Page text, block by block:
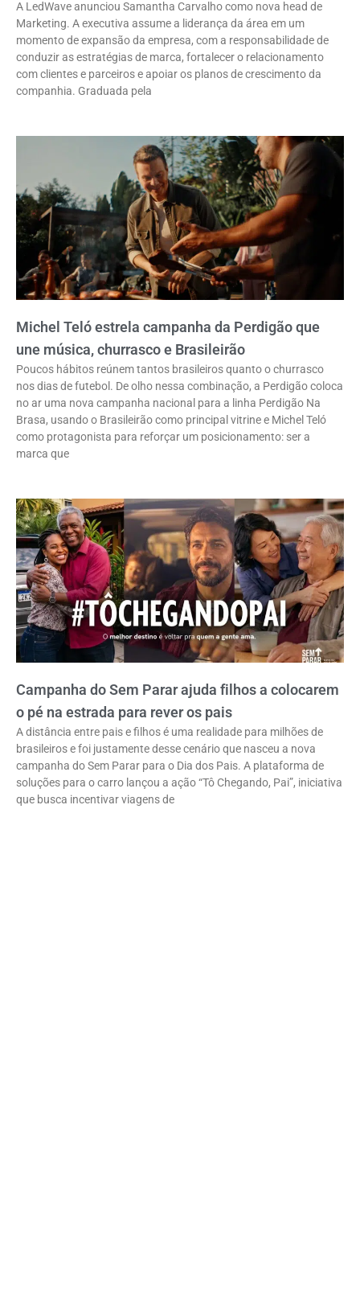
A LedWave anunciou Samantha Carvalho como nova head de
Marketing. A executiva assume a liderança da área em um
momento de expansão da empresa, com a responsabilidade de
conduzir as estratégias de marca, fortalecer o relacionamento
com clientes e parceiros e apoiar os planos de crescimento da
companhia. Graduada pela
Michel Teló estrela campanha da Perdigão que
une música, churrasco e Brasileirão
Poucos hábitos reúnem tantos brasileiros quanto o churrasco
nos dias de futebol. De olho nessa combinação, a Perdigão coloca
no ar uma nova campanha nacional para a linha Perdigão Na
Brasa, usando o Brasileirão como principal vitrine e Michel Teló
como protagonista para reforçar um posicionamento: ser a
marca que
Campanha do Sem Parar ajuda filhos a colocarem
o pé na estrada para rever os pais
A distância entre pais e filhos é uma realidade para milhões de
brasileiros e foi justamente desse cenário que nasceu a nova
campanha do Sem Parar para o Dia dos Pais. A plataforma de
soluções para o carro lançou a ação “Tô Chegando, Pai”, iniciativa
que busca incentivar viagens de